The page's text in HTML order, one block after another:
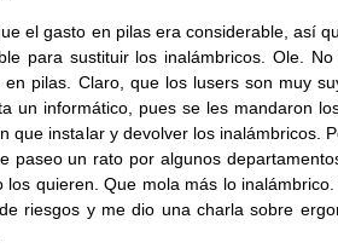
el gasto en pilas era considerable, así
para sustituir los inalámbricos. Ole.
pilas. Claro, que los lusers son muy
un informático, pues se les mandaron
que instalar y devolver los inalámbricos.
paseo un rato por algunos
quieren. Que mola más lo
riesgos y me dio una charla sobre